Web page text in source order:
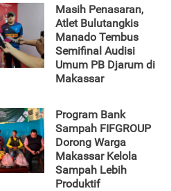
Masih Penasaran,
Atlet Bulutangkis
Manado Tembus
Semifinal Audisi
Umum PB Djarum di
Makassar
Program Bank
Sampah FIFGROUP
Dorong Warga
Makassar Kelola
Sampah Lebih
Produktif